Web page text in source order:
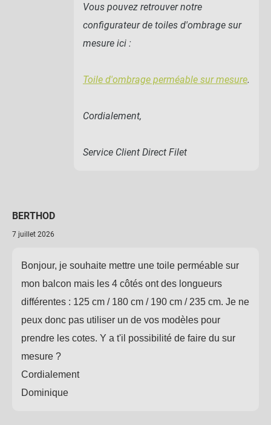
Vous pouvez retrouver notre
configurateur de toiles d'ombrage sur
mesure ici :
Toile d'ombrage perméable sur mesure.
Cordialement,
Service Client Direct Filet
BERTHOD
7 juillet 2026
Bonjour, je souhaite mettre une toile perméable sur
mon balcon mais les 4 côtés ont des longueurs
différentes : 125 cm / 180 cm / 190 cm / 235 cm. Je ne
peux donc pas utiliser un de vos modèles pour
prendre les cotes. Y a t'il possibilité de faire du sur
mesure ?
Cordialement
Dominique